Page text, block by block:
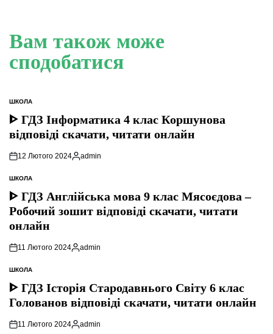
Вам також може
сподобатися
ОПУБЛІКУВАТИ
У
ШКОЛА
ᐈ ГДЗ Інформатика 4 клас Коршунова
відповіді скачати, читати онлайн
12 Лютого 2024
Опубліковано
admin
ОПУБЛІКУВАТИ
У
ШКОЛА
ᐈ ГДЗ Англійська мова 9 клас Мясоєдова –
Робочий зошит відповіді скачати, читати
онлайн
11 Лютого 2024
Опубліковано
admin
ОПУБЛІКУВАТИ
У
ШКОЛА
ᐈ ГДЗ Історія Стародавнього Свiту 6 клас
Голованов відповіді скачати, читати онлайн
11 Лютого 2024
Опубліковано
admin